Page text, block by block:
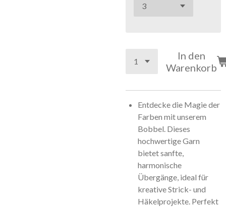
In den
Warenkorb
Entdecke die Magie der
Farben mit unserem
Bobbel. Dieses
hochwertige Garn
bietet sanfte,
harmonische
Übergänge, ideal für
kreative Strick- und
Häkelprojekte. Perfekt